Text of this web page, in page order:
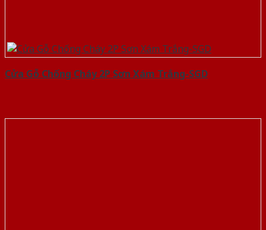
Cửa Gỗ Chống Cháy 2P Sơn Xám Trắng-SGD